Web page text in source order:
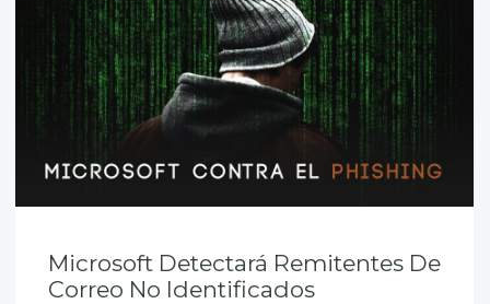
Microsoft Detectará Remitentes De
Correo No Identificados